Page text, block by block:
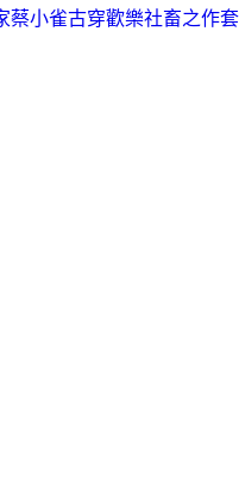
蔡小雀古穿歡樂社畜之作